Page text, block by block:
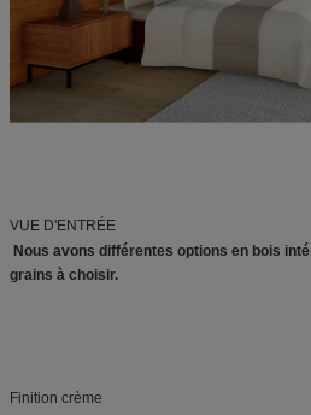
VUE D'ENTRÉE
Nous avons différentes options en bois
grains à choisir.